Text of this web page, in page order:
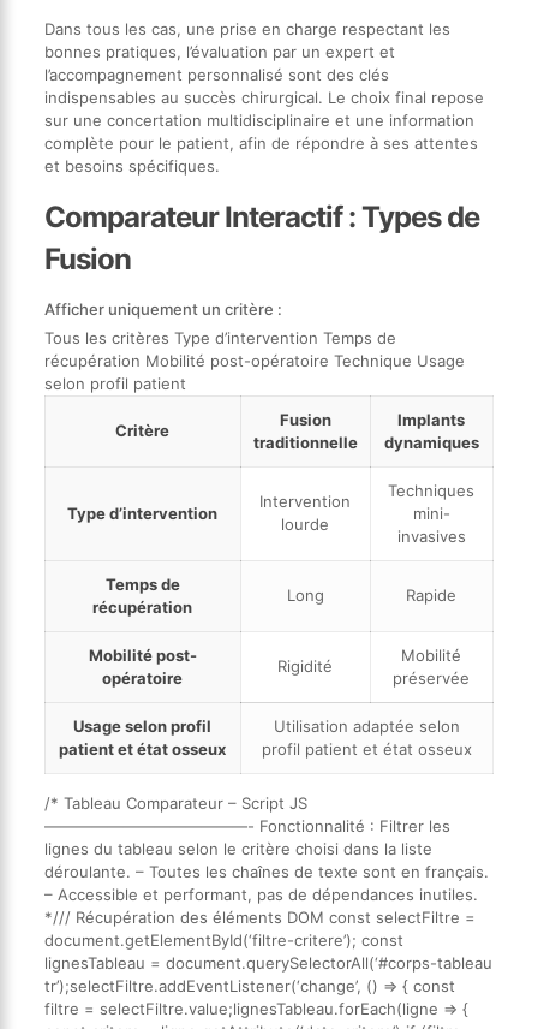
Dans tous les cas, une prise en charge respectant les
bonnes pratiques, l’évaluation par un expert et
l’accompagnement personnalisé sont des clés
indispensables au succès chirurgical. Le choix final repose
sur une concertation multidisciplinaire et une information
complète pour le patient, afin de répondre à ses attentes
et besoins spécifiques.
Comparateur Interactif : Types de
Fusion
Afficher uniquement un critère :
Tous les critères Type d’intervention Temps de
récupération Mobilité post-opératoire Technique Usage
selon profil patient
Critère
Fusion
traditionnelle
Implants
dynamiques
Type d’intervention
Intervention
lourde
Techniques
mini-
invasives
Temps de
récupération
Long Rapide
Mobilité post-
opératoire
Rigidité
Mobilité
préservée
Usage selon profil
patient et état osseux
Utilisation adaptée selon
profil patient et état osseux
/* Tableau Comparateur – Script JS
—————————————- Fonctionnalité : Filtrer les
lignes du tableau selon le critère choisi dans la liste
déroulante. – Toutes les chaînes de texte sont en français.
– Accessible et performant, pas de dépendances inutiles.
*/// Récupération des éléments DOM const selectFiltre =
document.getElementById(‘filtre-critere’); const
lignesTableau = document.querySelectorAll(‘#corps-tableau
tr’);selectFiltre.addEventListener(‘change’, () => { const
filtre = selectFiltre.value;lignesTableau.forEach(ligne => {